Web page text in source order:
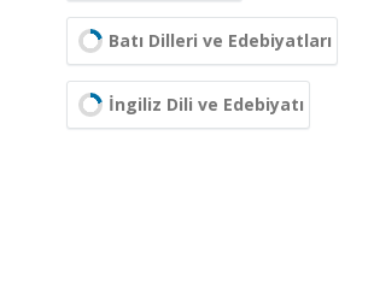
Batı Dilleri ve Edebiyatları
İngiliz Dili ve Edebiyatı